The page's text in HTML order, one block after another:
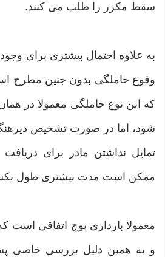
سقط مکرر را طلب می کنند.
به علاوه احتمال بیشتری برای
وقوع حاملگی بدون جنین مطرح
که این نوع حاملگی معمولا در
شود، اما در صورت تشخیص
تمایل نداشتن مادر برای دریافت
ممکن است مدت بیشتری طول
معمولا بارداری پوچ اتفاقی است
و به همین دلیل بررسی خاصی